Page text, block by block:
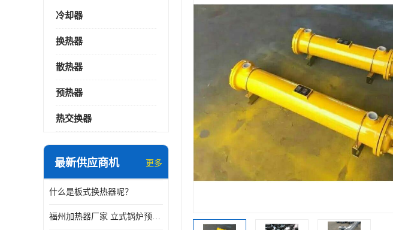
冷却器
换热器
散热器
预热器
热交换器
最新供应商机 更多
什么是板式换热器呢？
福州加热器厂家 立式锅炉预热器